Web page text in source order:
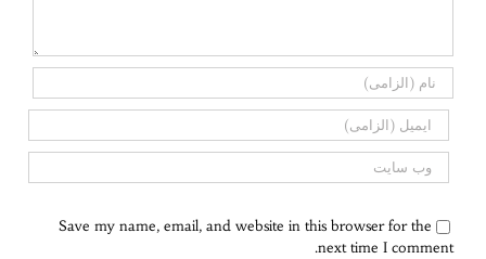
Save my name, email, and website in this browser for the
next time I comment.